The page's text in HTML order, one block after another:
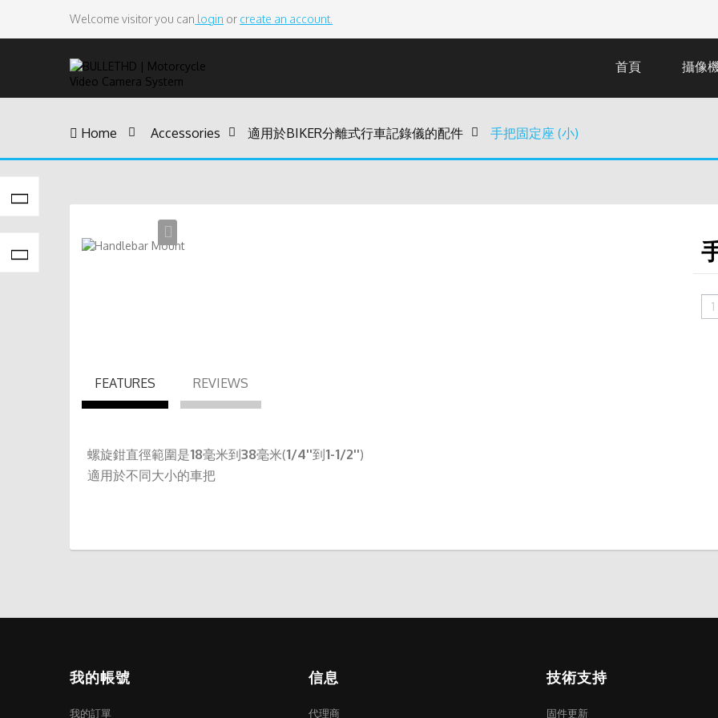
Welcome visitor you can login or create an account.
首頁 攝像
Home > Accessories > 適用於BIKER分離式行車記錄儀的配件 > 手把固定座 (小)
FEATURES REVIEWS
螺旋鉗直徑範圍是18毫米到38毫米(1/4''到1-1/2'')
適用於不同大小的車把
我的帳號
我的訂單
信息
代理商
技術支持
固件更新